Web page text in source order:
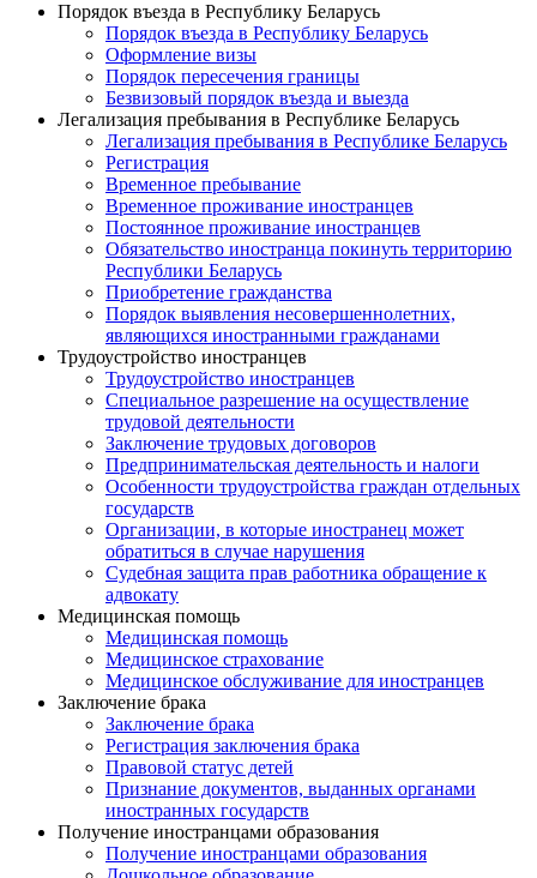
Порядок въезда в Республику Беларусь
Порядок въезда в Республику Беларусь
Оформление визы
Порядок пересечения границы
Безвизовый порядок въезда и выезда
Легализация пребывания в Республике Беларусь
Легализация пребывания в Республике Беларусь
Регистрация
Временное пребывание
Временное проживание иностранцев
Постоянное проживание иностранцев
Обязательство иностранца покинуть территорию
Республики Беларусь
Приобретение гражданства
Порядок выявления несовершеннолетних,
являющихся иностранными гражданами
Трудоустройство иностранцев
Трудоустройство иностранцев
Специальное разрешение на осуществление
трудовой деятельности
Заключение трудовых договоров
Предпринимательская деятельность и налоги
Особенности трудоустройства граждан отдельных
государств
Организации, в которые иностранец может
обратиться в случае нарушения
Судебная защита прав работника обращение к
адвокату
Медицинская помощь
Медицинская помощь
Медицинское страхование
Медицинское обслуживание для иностранцев
Заключение брака
Заключение брака
Регистрация заключения брака
Правовой статус детей
Признание документов, выданных органами
иностранных государств
Получение иностранцами образования
Получение иностранцами образования